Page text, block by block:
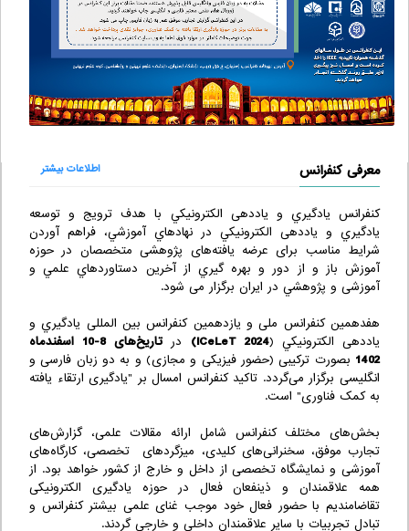
معرفی کنفرانس اطلاعات بیشتر
كنفرانس يادگيري و یاددهی الكترونيكي با هدف ترويج و توسعه
يادگيري و یاددهی الكترونيكي در نهادهاي آموزشي، فراهم آوردن
شرایط مناسب برای عرضه یافته‌های پژوهشی متخصصان در حوزه
آموزش باز و از دور و بهره گيري از آخرين دستاوردهاي علمي و
آموزشی و پژوهشي در ايران برگزار می شود.
هفدهمین کنفرانس ملی و یازدهمین کنفرانس بین المللی يادگيري و
یاددهی الكترونيكي (ICeLeT 2024
) در
تاریخ‌های 8-10 اسفندماه
1402 بصورت ترکیبی (حضور فیزیکی و مجازی) و به دو زبان فارسی و
انگلیسی برگزار می‌گردد. تاکید کنفرانس امسال بر "یادگیری ارتقاء یافته
به کمک فناوری" است.
بخش‌های مختلف کنفرانس شامل ارائه مقالات علمی، گزارش‌های
تجارب موفق، سخنرانی‌های کلیدی، میزگردهای تخصصی، کارگاه‌های
آموزشی و نمایشگاه تخصصی از داخل و خارج از کشور خواهد بود. از
همه علاقمندان و ذینفعان فعال در حوزه یادگیری الکترونیکی
تقاضامندیم با حضور فعال خود موجب غنای علمی بیشتر کنفرانس و
تبادل تجربیات با سایر علاقمندان داخلی و خارجی گردند.